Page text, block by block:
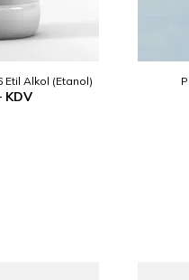
Etil Alkol (Etanol)
KDV